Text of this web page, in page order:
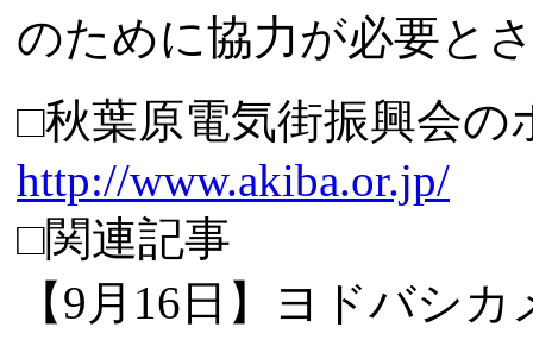
のために協力が必要と
□秋葉原電気街振興会の
http://www.akiba.or.jp/
□関連記事
【9月16日】ヨドバシ